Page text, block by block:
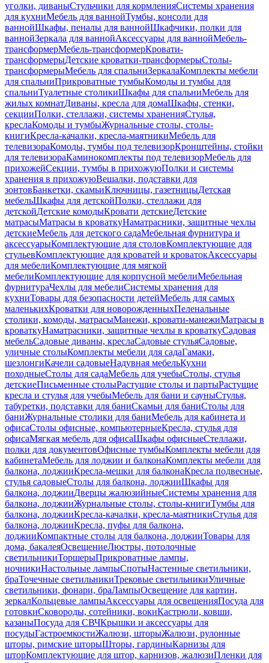
уголки, диваныСтульчики для кормленияСистемы хранения
для кухниМебель для ваннойТумбы, консоли для
ваннойШкафы, пеналы для ваннойШкафчики, полки для
ваннойЗеркала для ваннойАксессуары для ваннойМебель-
трансформерМебель-трансформерКровати-
трансформерыДетские кроватки-трансформерыСтолы-
трансформерыМебель для спальниЗеркалаКомплекты мебели
для спальниПрикроватные тумбыКомоды и тумбы для
спальниТуалетные столикиШкафы для спальниМебель для
жилых комнатДиваны, кресла для домаШкафы, стенки,
секцииПолки, стеллажи, системы храненияСтулья,
креслаКомоды и тумбыЖурнальные столы, столы-
книгиКресла-качалки, кресла-маятникиМебель для
телевизораКомоды, тумбы под телевизорКронштейны, стойки
для телевизораКаминокомплекты под телевизорМебель для
прихожейСекции, тумбы в прихожуюПолки и системы
хранения в прихожуюВешалки, подставки для
зонтовБанкетки, скамьиКлючницы, газетницыДетская
мебельШкафы для детскойПолки, стеллажи для
детскойДетские комодыКровати детскиеДетские
матрасыМатрасы в кроваткуНаматрасники, защитные чехлы
детскиеМебель для детского садаМебельная фурнитура и
аксессуарыКомплектующие для столовКомплектующие для
стульевКомплектующие для кроватей и кроватокАксессуары
для мебелиКомплектующие для мягкой
мебелиКомплектующие для корпусной мебелиМебельная
фурнитураЧехлы для мебелиСистемы хранения для
кухниТовары для безопасности детейМебель для самых
маленькихКроватки для новорожденныхПеленальные
столики, комоды, матрасыМанежи, кровати-манежиМатрасы в
кроваткуНаматрасники, защитные чехлы в кроваткуСадовая
мебельСадовые диваны, креслаСадовые стульяСадовые,
уличные столыКомплекты мебели для садаГамаки,
шезлонгиКачели садовыеНадувная мебельКухни
походныеСтолы для садаМебель для учебыСтолы, стулья
детскиеПисьменные столыРастущие столы и партыРастущие
кресла и стулья для учебыМебель для бани и сауныСтулья,
табуретки, подставки для баниСкамьи для баниСтолы для
баниЖурнальные столики для баниМебель для кабинета и
офисаСтолы офисные, компьютерныеКресла, стулья для
офисаМягкая мебель для офисаШкафы офисныеСтеллажи,
полки для документовОфисные тумбыКомплекты мебели для
кабинетаМебель для лоджии и балконаКомплекты мебели для
балкона, лоджииКресла-мешки для балконаКресла подвесные,
стулья садовыеСтолы для балкона, лоджииШкафы для
балкона, лоджииДверцы жалюзийныеСистемы хранения для
балкона, лоджииЖурнальные столы, столы-книгиТумбы для
балкона, лоджииКресла-качалки, кресла-маятникиСтулья для
балкона, лоджииКресла, пуфы для балкона,
лоджииКомпактные столы для балкона, лоджииТовары для
дома, бакалеяОсвещениеЛюстры, потолочные
светильникиТоршерыПрикроватные лампы,
ночникиНастольные лампыСпотыНастенные светильники,
браТочечные светильникиТрековые светильникиУличные
светильники, фонари, браЛампыОсвещение для картин,
зеркалКольцевые лампыАксессуары для освещенияПосуда для
готовкиСковороды, сотейники, вокиКастрюли, ковши,
казаныПосуда для СВЧКрышки и аксессуары для
посудыГастроемкостиЖалюзи, шторыЖалюзи, рулонные
шторы, римские шторыШторы, гардиныКарнизы для
шторКомплектующие для штор, карнизов, жалюзиПленки для